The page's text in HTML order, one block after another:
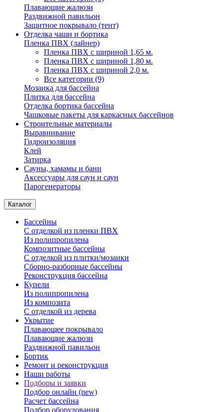
Плавающие жалюзи
Раздвижной павильон
Защитное покрывало (тент)
Отделка чаши и бортика
Пленка ПВХ (лайнер)
Пленка ПВХ с шириной 1,65 м.
Пленка ПВХ с шириной 1,80 м.
Пленка ПВХ с шириной 2,0 м.
Все категории (9)
Мозаика для бассейна
Плитка для бассейна
Отделка бортика бассейна
Чашковые пакеты для каркасных бассейнов
Строительные материалы
Выравнивание
Гидроизоляция
Клей
Затирка
Сауны, хамамы и бани
Аксессуары для саун и саун
Парогенераторы
Каталог
Бассейны
С отделкой из пленки ПВХ
Из полипропилена
Композитные бассейны
С отделкой из плитки/мозаики
Сборно-разборные бассейны
Реконструкция бассейна
Купели
Из полипропилена
Из композита
С отделкой из дерева
Укрытие
Плавающее покрывало
Плавающие жалюзи
Раздвижной павильон
Бортик
Ремонт и реконструкция
Наши работы
Подборы и заявки
Подбор онлайн (new)
Расчет бассейна
Подбор оборудования